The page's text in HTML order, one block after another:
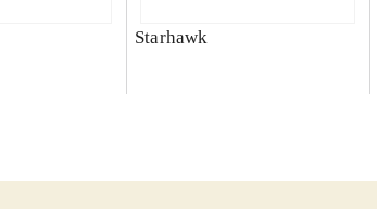
Starhawk